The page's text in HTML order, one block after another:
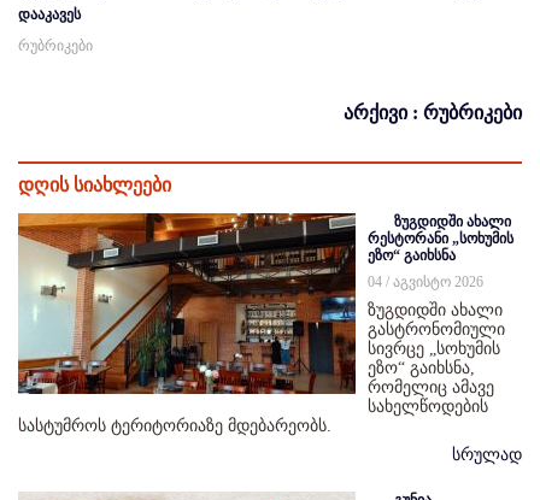
დააკავეს
რუბრიკები
არქივი : რუბრიკები
დღის სიახლეები
ზუგდიდში ახალი
რესტორანი „სოხუმის
ეზო“ გაიხსნა
04 / აგვისტო 2026
ზუგდიდში ახალი
გასტრონომიული
სივრცე „სოხუმის
ეზო“ გაიხსნა,
რომელიც ამავე
სახელწოდების
სასტუმროს ტერიტორიაზე მდებარეობს.
სრულად